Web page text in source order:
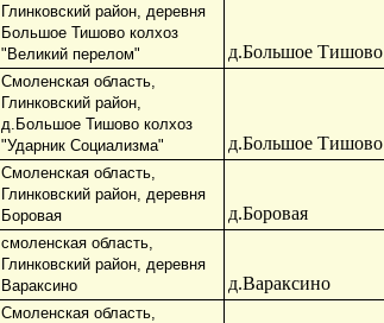
Глинковский район, деревня
Большое Тишово колхоз
"Великий перелом"
д.Большое Тишово
Смоленская область,
Глинковский район,
д.Большое Тишово колхоз
"Ударник Социализма"
д.Большое Тишово
Смоленская область,
Глинковский район, деревня
Боровая
д.Боровая
смоленская область,
Глинковский район, деревня
Вараксино
д.Вараксино
Смоленская область,